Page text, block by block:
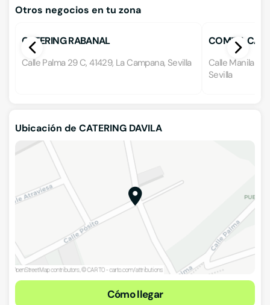
Otros negocios en tu zona
CATERING RABANAL
Calle Palma 29 C, 41429, La Campana, Sevilla
COMIDA
Calle Manila 1,
Sevilla
Ubicación de CATERING DAVILA
Cómo llegar